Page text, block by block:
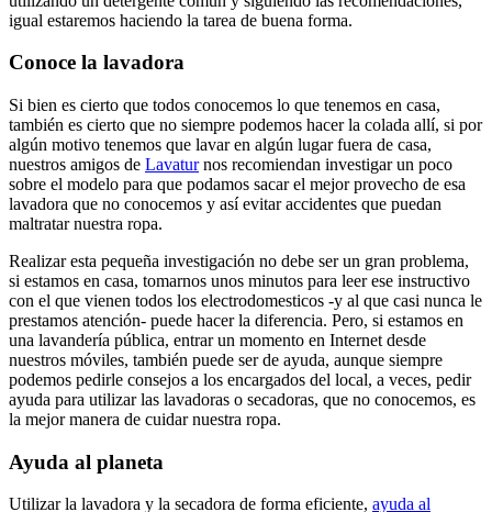
igual estaremos haciendo la tarea de buena forma.
Conoce la lavadora
Si bien es cierto que todos conocemos lo que tenemos en casa,
también es cierto que no siempre podemos hacer la colada allí, si por
algún motivo tenemos que lavar en algún lugar fuera de casa,
nuestros amigos de Lavaturnos recomiendan investigar un poco
sobre el modelo para que podamos sacar el mejor provecho de esa
lavadora que no conocemos y así evitar accidentes que puedan
maltratar nuestra ropa.
Realizar esta pequeña investigación no debe ser un gran problema,
si estamos en casa, tomarnos unos minutos para leer ese instructivo
con el que vienen todos los electrodomesticos -y al que casi nunca le
prestamos atención- puede hacer la diferencia. Pero, si estamos en
una lavandería pública, entrar un momento en Internet desde
nuestros móviles, también puede ser de ayuda, aunque siempre
podemos pedirle consejos a los encargados del local, a veces, pedir
ayuda para utilizar las lavadoras o secadoras, que no conocemos, es
la mejor manera de cuidar nuestra ropa.
Ayuda al planeta
Utilizar la lavadora y la secadora de forma eficiente, ayuda al